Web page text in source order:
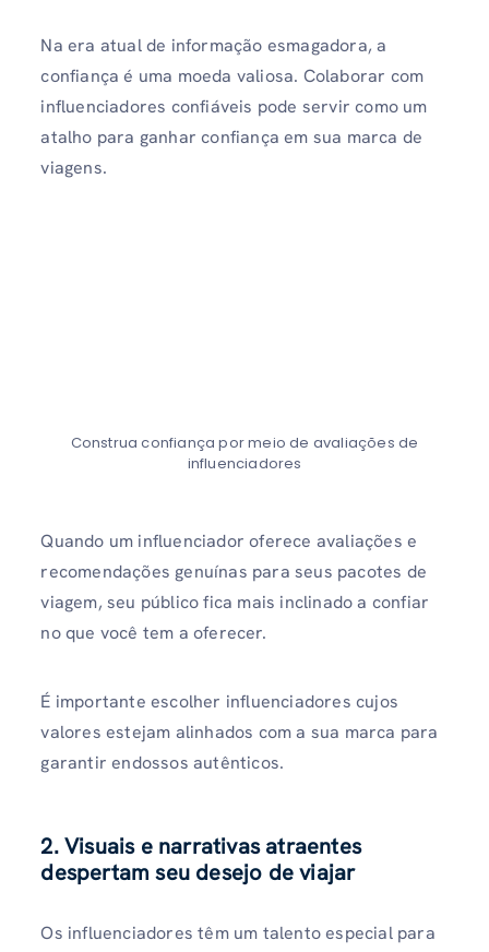
Na era atual de informação esmagadora, a
confiança é uma moeda valiosa. Colaborar com
influenciadores confiáveis ​​pode servir como um
atalho para ganhar confiança em sua marca de
viagens.
Construa confiança por meio de avaliações de
influenciadores
Quando um influenciador oferece avaliações e
recomendações genuínas para seus pacotes de
viagem, seu público fica mais inclinado a confiar
no que você tem a oferecer.
É importante escolher influenciadores cujos
valores estejam alinhados com a sua marca para
garantir endossos autênticos.
2. Visuais e narrativas atraentes
despertam seu desejo de viajar
Os influenciadores têm um talento especial para